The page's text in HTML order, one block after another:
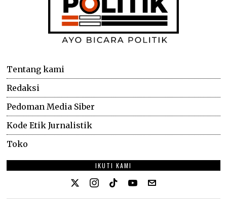
Tentang kami
Redaksi
Pedoman Media Siber
Kode Etik Jurnalistik
Toko
IKUTI KAMI